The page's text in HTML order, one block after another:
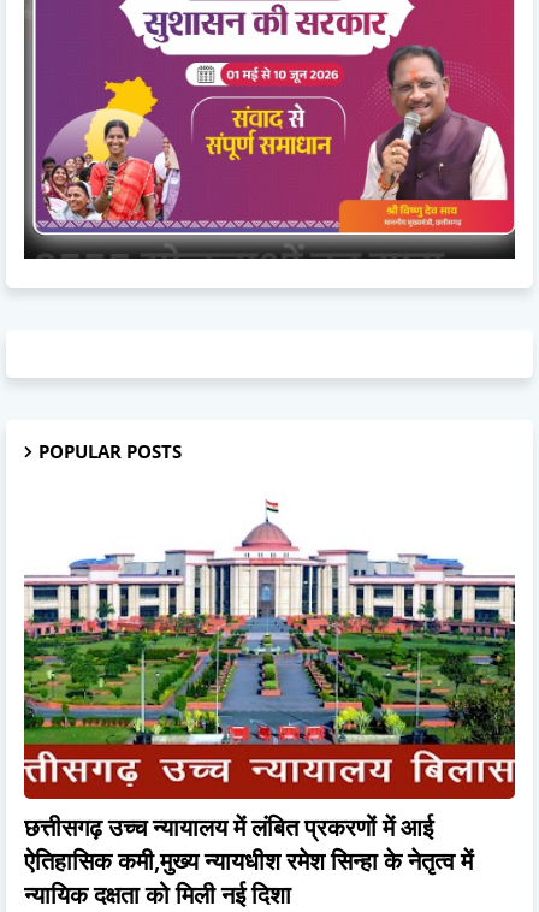
POPULAR POSTS
छत्तीसगढ़ उच्च न्यायालय में लंबित प्रकरणों में आई
ऐतिहासिक कमी,मुख्य न्यायधीश रमेश सिन्हा के नेतृत्व में
न्यायिक दक्षता को मिली नई दिशा